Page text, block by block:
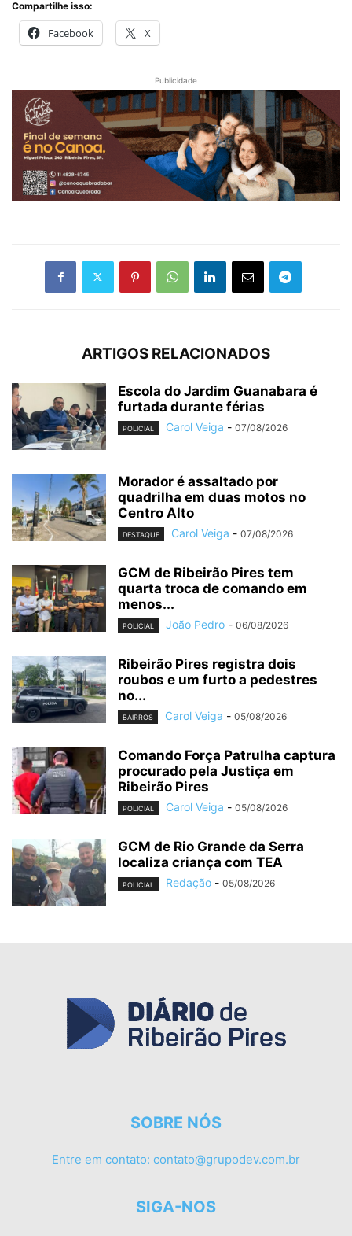
Compartilhe isso:
Facebook X
Publicidade
ARTIGOS RELACIONADOS
Escola do Jardim Guanabara é
furtada durante férias
POLICIAL Carol Veiga - 07/08/2026
Morador é assaltado por
quadrilha em duas motos no
Centro Alto
DESTAQUE Carol Veiga - 07/08/2026
GCM de Ribeirão Pires tem
quarta troca de comando em
menos...
POLICIAL João Pedro - 06/08/2026
Ribeirão Pires registra dois
roubos e um furto a pedestres
no...
BAIRROS Carol Veiga - 05/08/2026
Comando Força Patrulha captura
procurado pela Justiça em
Ribeirão Pires
POLICIAL Carol Veiga - 05/08/2026
GCM de Rio Grande da Serra
localiza criança com TEA
POLICIAL Redação - 05/08/2026
SOBRE NÓS
Entre em contato: contato@grupodev.com.br
SIGA-NOS